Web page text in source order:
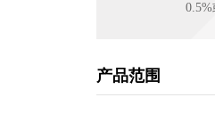
产品范围